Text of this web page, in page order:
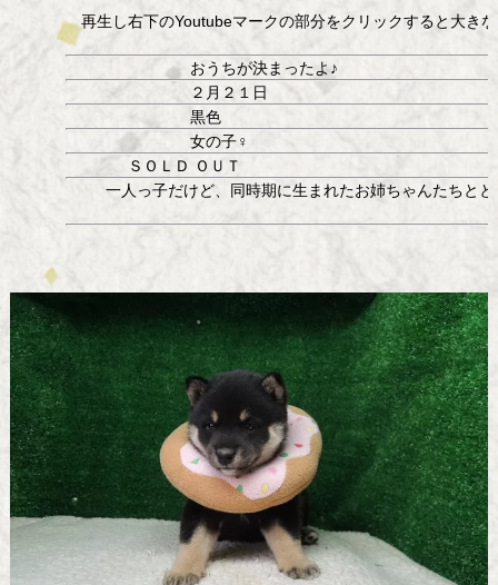
再生し右下のYoutubeマークの部分をクリックすると大き
おうちが決まったよ♪
２月２１日
黒色
女の子♀
ＳＯＬＤ ＯＵＴ
一人っ子だけど、同時期に生まれたお姉ちゃんたちと